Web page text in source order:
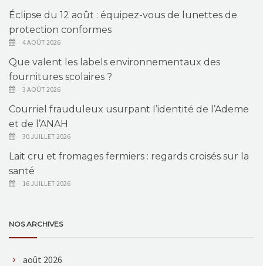
Éclipse du 12 août : équipez-vous de lunettes de
protection conformes
4 AOÛT 2026
Que valent les labels environnementaux des
fournitures scolaires ?
3 AOÛT 2026
Courriel frauduleux usurpant l’identité de l’Ademe
et de l’ANAH
30 JUILLET 2026
Lait cru et fromages fermiers : regards croisés sur la
santé
16 JUILLET 2026
NOS ARCHIVES
août 2026